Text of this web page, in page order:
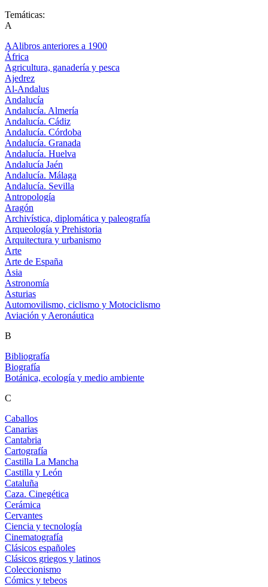
Temáticas:
A
AAlibros anteriores a 1900
África
Agricultura, ganadería y pesca
Ajedrez
Al-Andalus
Andalucía
Andalucía. Almería
Andalucía. Cádiz
Andalucía. Córdoba
Andalucía. Granada
Andalucía. Huelva
Andalucía Jaén
Andalucía. Málaga
Andalucía. Sevilla
Antropología
Aragón
Archivística, diplomática y paleografía
Arqueología y Prehistoria
Arquitectura y urbanismo
Arte
Arte de España
Asia
Astronomía
Asturias
Automovilismo, ciclismo y Motociclismo
Aviación y Aeronáutica
B
Bibliografía
Biografía
Botánica, ecología y medio ambiente
C
Caballos
Canarias
Cantabria
Cartografía
Castilla La Mancha
Castilla y León
Cataluña
Caza. Cinegética
Cerámica
Cervantes
Ciencia y tecnología
Cinematografía
Clásicos españoles
Clásicos griegos y latinos
Coleccionismo
Cómics y tebeos